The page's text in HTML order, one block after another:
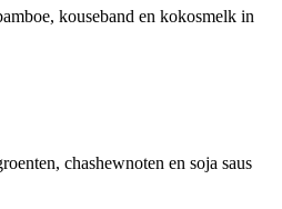
kouseband en kokosmelk in
chashewnoten en soja saus